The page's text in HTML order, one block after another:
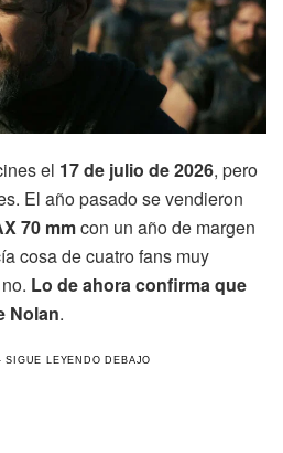
el 17 de julio de 2026, pero
El año pasado se vendieron
70 mmcon un año de margen
cosa de cuatro fans muy
Lo de ahora confirma que
Nolan.